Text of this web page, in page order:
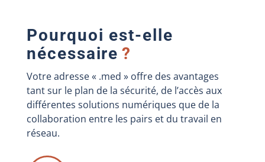
Pourquoi est-elle
nécessaire?
Votre adresse « .med » offre des avantages
tant sur le plan de la sécurité, de l’accès aux
différentes solutions numériques que de la
collaboration entre les pairs et du travail en
réseau.